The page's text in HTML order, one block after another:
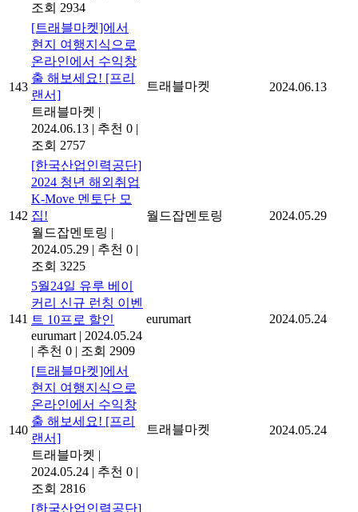
조회 2934
143
[트래블마켓]에서
현지 여행지식으로
온라인에서 수익창
출 해보세요! [프리
랜서]
트래블마켓 |
2024.06.13 | 추천 0 |
조회 2757
트래블마켓 2024.06.13
142
[한국산업인력공단]
2024 청년 해외취업
K-Move 멘토단 모
집!
월드잡멘토링 |
2024.05.29 | 추천 0 |
조회 3225
월드잡멘토링 2024.05.29
141
5월24일 유루 베이
커리 신규 런칭 이벤
트 10프로 할인
eurumart | 2024.05.24
| 추천 0 | 조회 2909
eurumart 2024.05.24
140
[트래블마켓]에서
현지 여행지식으로
온라인에서 수익창
출 해보세요! [프리
랜서]
트래블마켓 |
2024.05.24 | 추천 0 |
조회 2816
트래블마켓 2024.05.24
[한국산업인력공단]